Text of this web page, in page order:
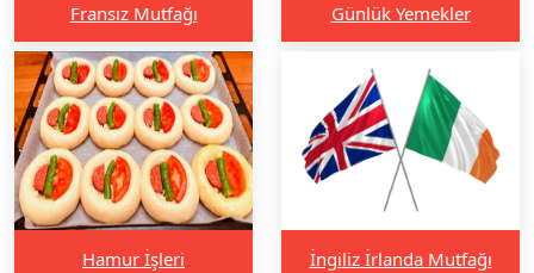
Fransız Mutfağı Günlük Yemekler
Hamur İşleri İngiliz İrlanda Mutfağı